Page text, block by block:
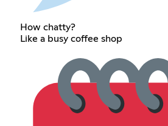
How chatty?
Like a busy coffee shop